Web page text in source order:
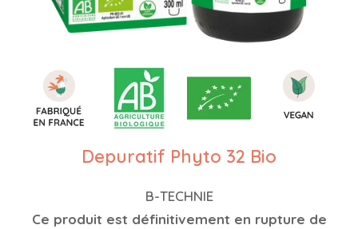
Depuratif Phyto 32 Bio
B-TECHNIE
Ce produit est définitivement en rupture de